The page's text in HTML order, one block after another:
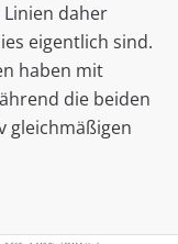
daher
eigentlich sind.
haben mit
die beiden
gleichmäßigen